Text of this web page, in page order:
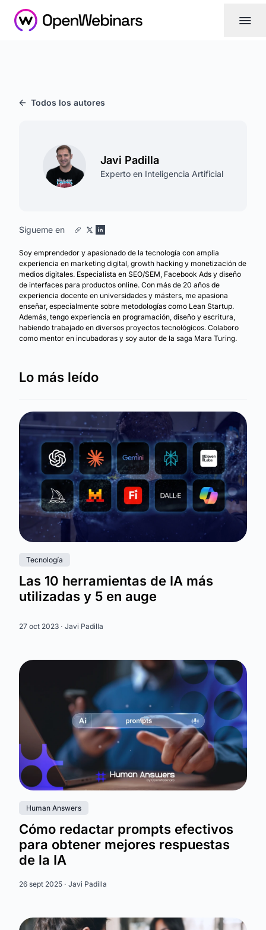
|||
Todos los autores
Javi Padilla
Experto en Inteligencia Artificial
Sigueme en
Soy emprendedor y apasionado de la tecnología con amplia
experiencia en marketing digital, growth hacking y monetización de
medios digitales. Especialista en SEO/SEM, Facebook Ads y diseño
de interfaces para productos online. Con más de 20 años de
experiencia docente en universidades y másters, me apasiona
enseñar, especialmente sobre metodologías como Lean Startup.
Además, tengo experiencia en programación, diseño y escritura,
habiendo trabajado en diversos proyectos tecnológicos. Colaboro
como mentor en incubadoras y soy autor de la saga Mara Turing.
Lo más leído
Tecnología
Las 10 herramientas de IA más
utilizadas y 5 en auge
27 oct 2023 · Javi Padilla
Human Answers
Cómo redactar prompts efectivos
para obtener mejores respuestas
de la IA
26 sept 2025 · Javi Padilla